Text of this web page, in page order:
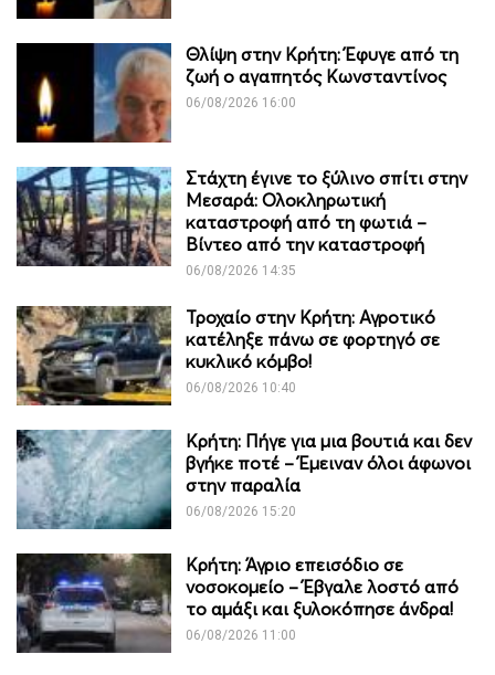
Θλίψη στην Κρήτη: Έφυγε από τη
ζωή ο αγαπητός Κωνσταντίνος
06/08/2026 16:00
Στάχτη έγινε το ξύλινο σπίτι στην
Μεσαρά: Ολοκληρωτική
καταστροφή από τη φωτιά –
Βίντεο από την καταστροφή
06/08/2026 14:35
Τροχαίο στην Κρήτη: Αγροτικό
κατέληξε πάνω σε φορτηγό σε
κυκλικό κόμβο!
06/08/2026 10:40
Κρήτη: Πήγε για μια βουτιά και δεν
βγήκε ποτέ – Έμειναν όλοι άφωνοι
στην παραλία
06/08/2026 15:20
Κρήτη: Άγριο επεισόδιο σε
νοσοκομείο – Έβγαλε λοστό από
το αμάξι και ξυλοκόπησε άνδρα!
06/08/2026 11:00